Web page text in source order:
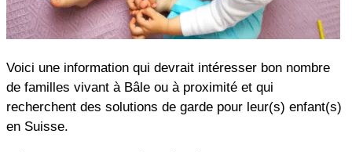
Voici une information qui devrait intéresser bon nombre
de familles vivant à Bâle ou à proximité et qui
recherchent des solutions de garde pour leur(s) enfant(s)
en Suisse.